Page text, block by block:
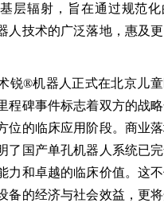
层辐射，旨在通过规范化
人技术的广泛落地，惠及
锐®机器人正式在北京儿
程碑事件标志着双方的战
位的临床应用阶段。商业
了国产单孔机器人系统已
力和卓越的临床价值。这
备的经济与社会效益，更